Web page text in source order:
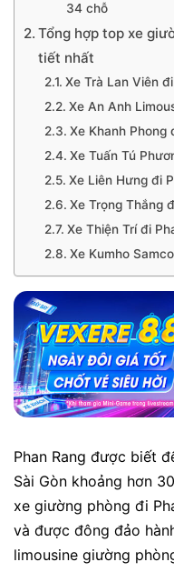
34 chỗ
Tổng hợp top xe
tiết nhất
Xe Trà Lan Viên
Xe An Anh
Xe Khanh Phong
Xe Tuấn Tú
Xe Liên Hưng đi
Xe Trọng Thắng
Xe Thiện Trí đi
Xe Kumho
Phan Rang được biết
Sài Gòn khoảng hơn
xe giường phòng đi
và được đông đảo
limousine giường